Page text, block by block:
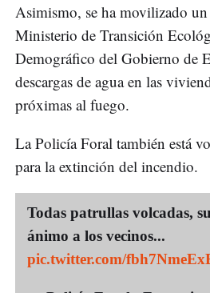
Asimismo, se ha movilizado
Ministerio de Transición
Demográfico del Gobierno de
descargas de agua en las
próximas al fuego.
La Policía Foral también está
para la extinción del incendio.
Todas patrullas volcadas,
ánimo a los vecinos...
pic.twitter.com/